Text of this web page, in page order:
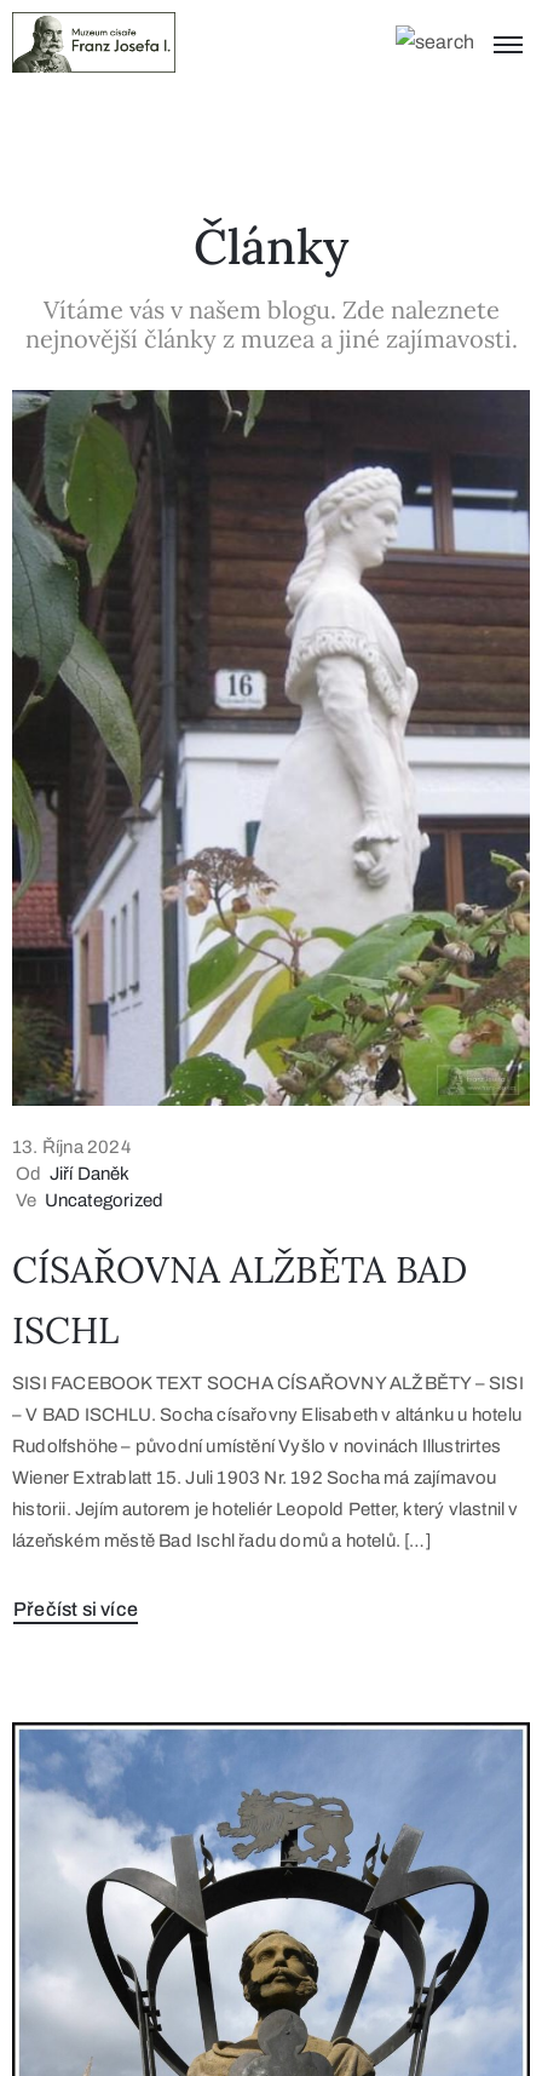
Články
Vítáme vás v našem blogu. Zde naleznete
nejnovější články z muzea a jiné zajímavosti.
13. Října 2024
Od Jiří Daněk
Ve Uncategorized
CÍSAŘOVNA ALŽBĚTA BAD
ISCHL
SISI FACEBOOK TEXT SOCHA CÍSAŘOVNY ALŽBĚTY – SISI
– V BAD ISCHLU. Socha císařovny Elisabeth v altánku u hotelu
Rudolfshöhe – původní umístění Vyšlo v novinách Illustrirtes
Wiener Extrablatt 15. Juli 1903 Nr. 192 Socha má zajímavou
historii. Jejím autorem je hoteliér Leopold Petter, který vlastnil v
lázeňském městě Bad Ischl řadu domů a hotelů. […]
Přečíst si více